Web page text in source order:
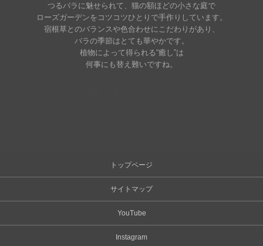
つるバラに魅せられて、猫の額ほどの小さな庭で
ローズガーデンをコツコツひとりで手作りしています。
宿根草とのバランスや色合わせにこだわりがあり、
バラの季節はとても華やかです。
植物によって得られる“癒し”は
何事にも替え難いですね。
トップページ
サイトマップ
YouTube
Instagram